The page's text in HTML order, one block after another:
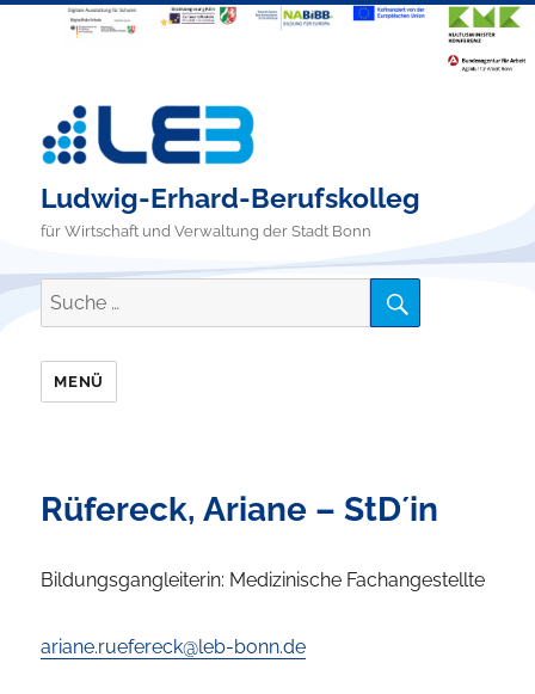
Ludwig-Erhard-Berufskolleg
für Wirtschaft und Verwaltung der Stadt Bonn
Suche
nach:
SUCHE
MENÜ
Rüfereck, Ariane – StD´in
Bildungsgangleiterin: Medizinische Fachangestellte
ariane.ruefereck@leb-bonn.de